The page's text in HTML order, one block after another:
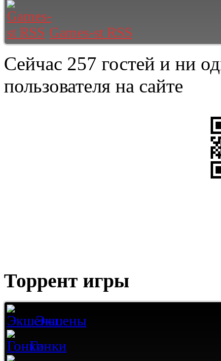
Games-st RSS
Сейчас 257 гостей и ни
пользователя на сайте
Торрент игры
Экшены
Гонки